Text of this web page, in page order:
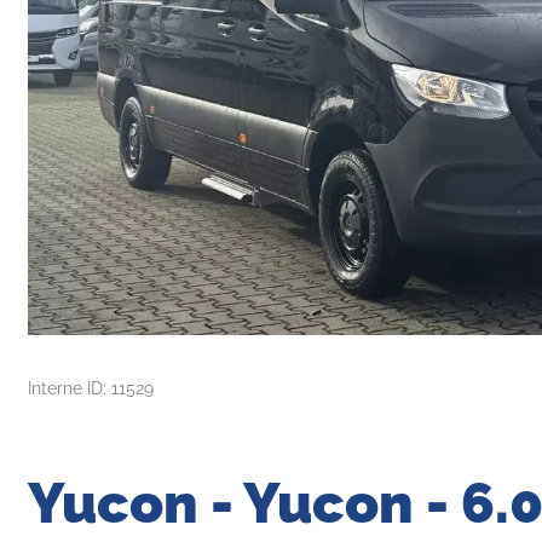
Interne ID: 11529
Yucon - Yucon -